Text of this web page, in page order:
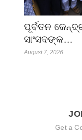
ପୂର୍ବତନ
ସାଂସଦଙ୍କ…
August 7, 2026
Get a